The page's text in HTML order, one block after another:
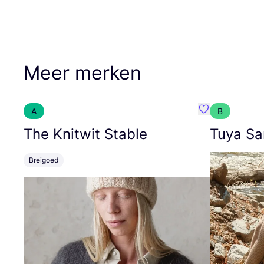
Meer merken
A
The Knitwit Stable
Breigoed
Favoriete
B
Tuya